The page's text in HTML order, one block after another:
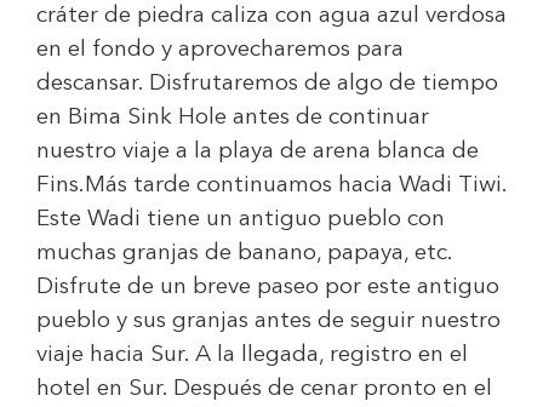
cráter de piedra caliza con agua azul verdosa
en el fondo y aprovecharemos para
descansar. Disfrutaremos de algo de tiempo
en Bima Sink Hole antes de continuar
nuestro viaje a la playa de arena blanca de
Fins.Más tarde continuamos hacia Wadi Tiwi.
Este Wadi tiene un antiguo pueblo con
muchas granjas de banano, papaya, etc.
Disfrute de un breve paseo por este antiguo
pueblo y sus granjas antes de seguir nuestro
viaje hacia Sur. A la llegada, registro en el
hotel en Sur. Después de cenar pronto en el